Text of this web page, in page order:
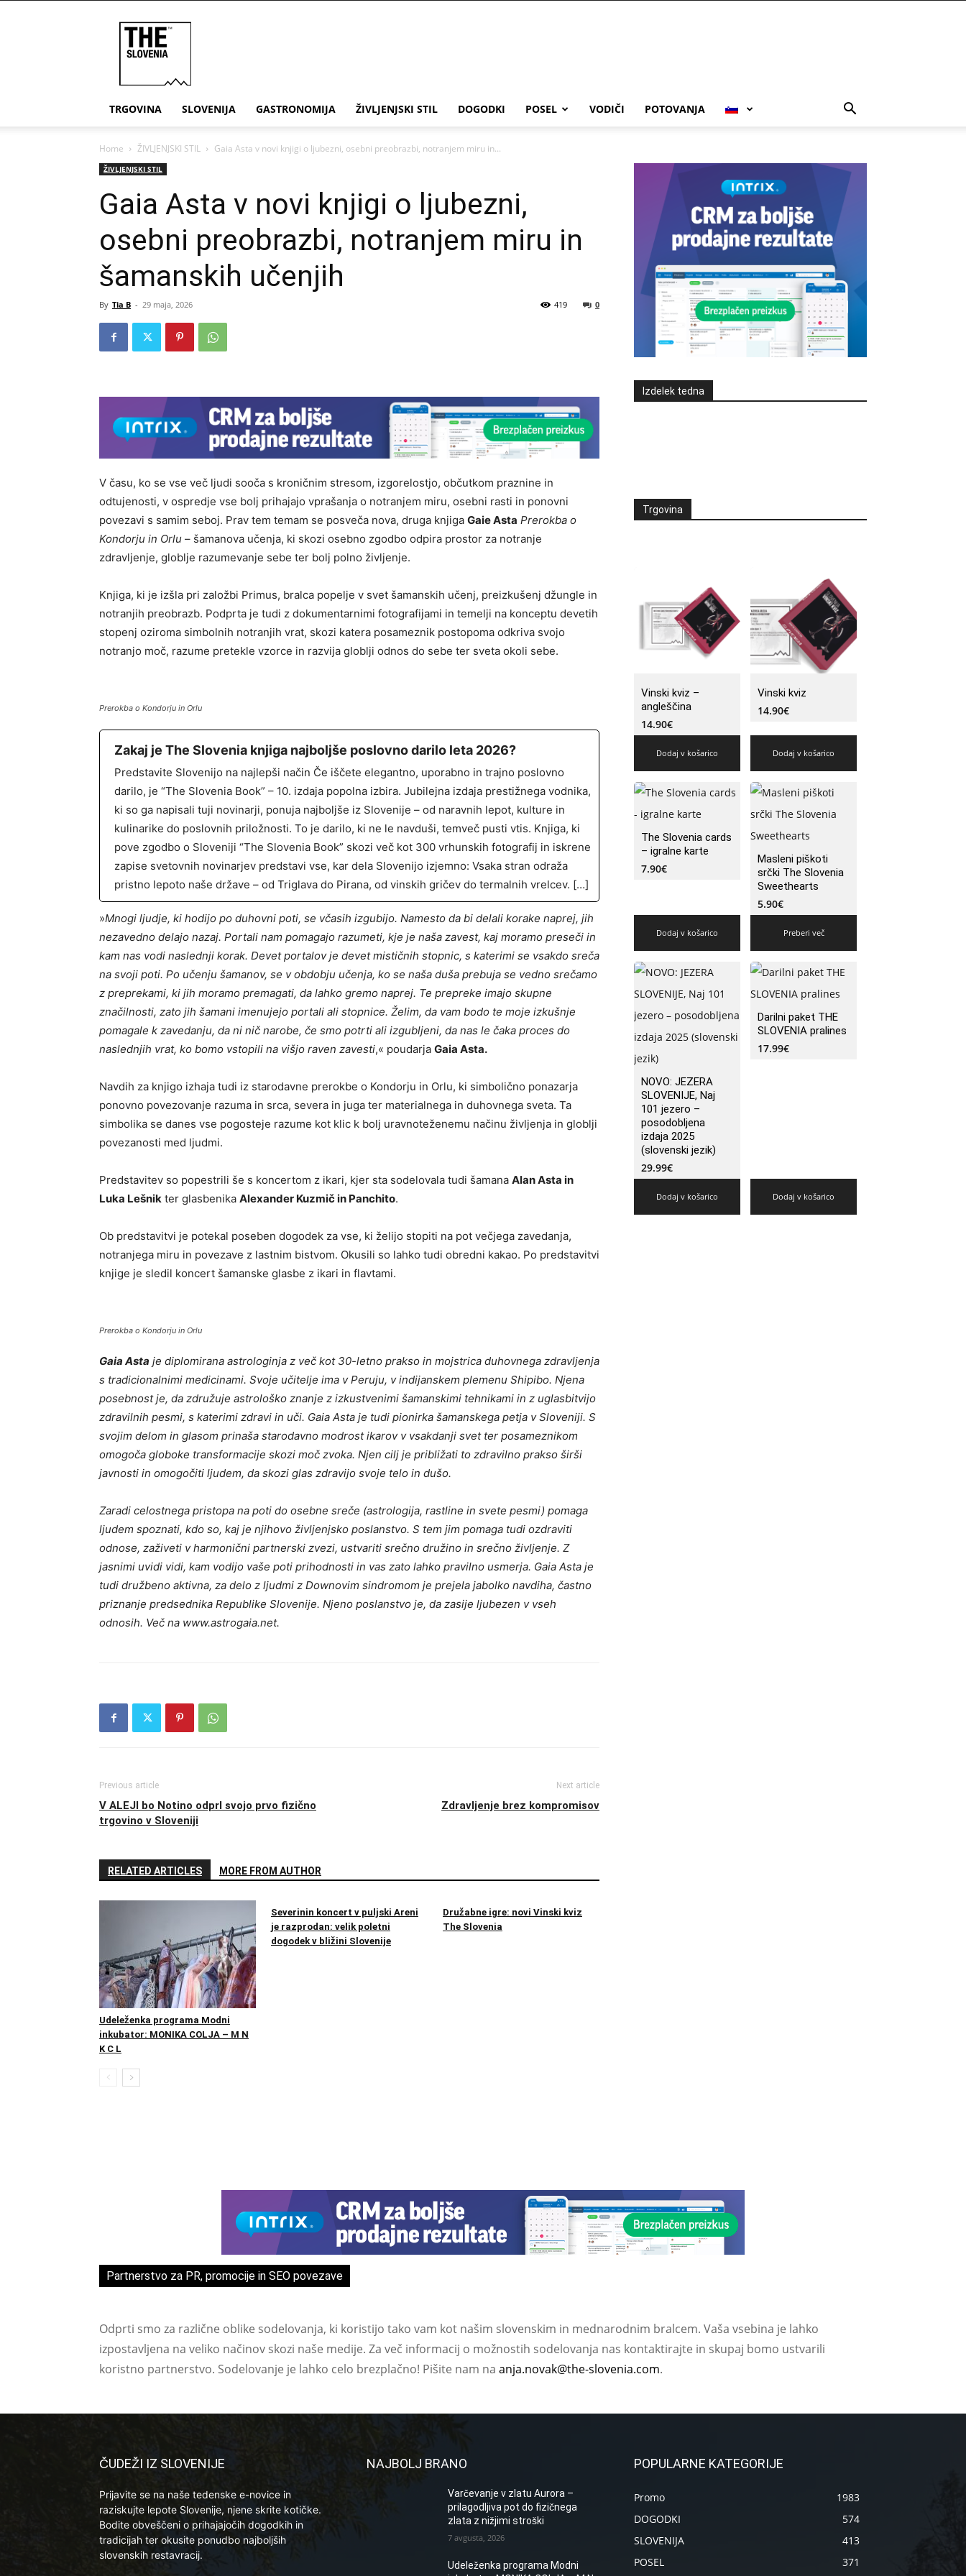
TRGOVINA SLOVENIJA GASTRONOMIJA ŽIVLJENJSKI STIL DOGODKI POSEL VODIČI POTOVANJA
Home ŽIVLJENJSKI STIL Gaia Asta v novi knjigi o ljubezni, osebni preobrazbi, notranjem miru in...
ŽIVLJENJSKI STIL
Gaia Asta v novi knjigi o ljubezni,
osebni preobrazbi, notranjem miru in
šamanskih učenjih
By Tia B - 29 maja, 2026 0
419
V času, ko se vse več ljudi sooča s kroničnim stresom, izgorelostjo, občutkom praznine in
odtujenosti, v ospredje vse bolj prihajajo vprašanja o notranjem miru, osebni rasti in ponovni
povezavi s samim seboj. Prav tem temam se posveča nova, druga knjiga Gaie Asta Prerokba o
Kondorju in Orlu – šamanova učenja, ki skozi osebno zgodbo odpira prostor za notranje
zdravljenje, globlje razumevanje sebe ter bolj polno življenje.
Knjiga, ki je izšla pri založbi Primus, bralca popelje v svet šamanskih učenj, preizkušenj džungle in
notranjih preobrazb. Podprta je tudi z dokumentarnimi fotografijami in temelji na konceptu devetih
stopenj oziroma simbolnih notranjih vrat, skozi katera posameznik postopoma odkriva svojo
notranjo moč, razume pretekle vzorce in razvija globlji odnos do sebe ter sveta okoli sebe.
Prerokba o Kondorju in Orlu
Zakaj je The Slovenia knjiga najboljše poslovno darilo leta 2026?
Predstavite Slovenijo na najlepši način Če iščete elegantno, uporabno in trajno poslovno
darilo, je “The Slovenia Book” – 10. izdaja popolna izbira. Jubilejna izdaja prestižnega vodnika,
ki so ga napisali tuji novinarji, ponuja najboljše iz Slovenije – od naravnih lepot, kulture in
kulinarike do poslovnih priložnosti. To je darilo, ki ne le navduši, temveč pusti vtis. Knjiga, ki
pove zgodbo o Sloveniji “The Slovenia Book” skozi več kot 300 vrhunskih fotografij in iskrene
zapise svetovnih novinarjev predstavi vse, kar dela Slovenijo izjemno: Vsaka stran odraža
pristno lepoto naše države – od Triglava do Pirana, od vinskih gričev do termalnih vrelcev. […]
»Mnogi ljudje, ki hodijo po duhovni poti, se včasih izgubijo. Namesto da bi delali korake naprej, jih
nezavedno delajo nazaj. Portali nam pomagajo razumeti, kje je naša zavest, kaj moramo preseči in
kam nas vodi naslednji korak. Devet portalov je devet mističnih stopnic, s katerimi se vsakdo sreča
na svoji poti. Po učenju šamanov, se v obdobju učenja, ko se naša duša prebuja se vedno srečamo
z preprekami, ki jih moramo premagati, da lahko gremo naprej. Te prepreke imajo skupne
značilnosti, zato jih šamani imenujejo portali ali stopnice. Želim, da vam bodo te moje izkušnje
pomagale k zavedanju, da ni nič narobe, če smo potrti ali izgubljeni, da nas le čaka proces do
naslednjih vrat, ko bomo vstopili na višjo raven zavesti,« poudarja Gaia Asta.
Navdih za knjigo izhaja tudi iz starodavne prerokbe o Kondorju in Orlu, ki simbolično ponazarja
ponovno povezovanje razuma in srca, severa in juga ter materialnega in duhovnega sveta. Ta
simbolika se danes vse pogosteje razume kot klic k bolj uravnoteženemu načinu življenja in globlji
povezanosti med ljudmi.
Predstavitev so popestrili še s koncertom z ikari, kjer sta sodelovala tudi šamana Alan Asta in
Luka Lešnik ter glasbenika Alexander Kuzmič in Panchito.
Ob predstavitvi je potekal poseben dogodek za vse, ki želijo stopiti na pot večjega zavedanja,
notranjega miru in povezave z lastnim bistvom. Okusili so lahko tudi obredni kakao. Po predstavitvi
knjige je sledil koncert šamanske glasbe z ikari in flavtami.
Prerokba o Kondorju in Orlu
Gaia Asta je diplomirana astrologinja z več kot 30-letno prakso in mojstrica duhovnega zdravljenja
s tradicionalnimi medicinami. Svoje učitelje ima v Peruju, v indijanskem plemenu Shipibo. Njena
posebnost je, da združuje astrološko znanje z izkustvenimi šamanskimi tehnikami in z uglasbitvijo
zdravilnih pesmi, s katerimi zdravi in uči. Gaia Asta je tudi pionirka šamanskega petja v Sloveniji. S
svojim delom in glasom prinaša starodavno modrost ikarov v vsakdanji svet ter posameznikom
omogoča globoke transformacije skozi moč zvoka. Njen cilj je približati to zdravilno prakso širši
javnosti in omogočiti ljudem, da skozi glas zdravijo svoje telo in dušo.
Zaradi celostnega pristopa na poti do osebne sreče (astrologija, rastline in svete pesmi) pomaga
ljudem spoznati, kdo so, kaj je njihovo življenjsko poslanstvo. S tem jim pomaga tudi ozdraviti
odnose, zaživeti v harmonični partnerski zvezi, ustvariti srečno družino in srečno življenje. Z
jasnimi uvidi vidi, kam vodijo vaše poti prihodnosti in vas zato lahko pravilno usmerja. Gaia Asta je
tudi družbeno aktivna, za delo z ljudmi z Downovim sindromom je prejela jabolko navdiha, častno
priznanje predsednika Republike Slovenije. Njeno poslanstvo je, da zasije ljubezen v vseh
odnosih. Več na www.astrogaia.net.
Previous article
V ALEJI bo Notino odprl svojo prvo fizično
trgovino v Sloveniji
Next article
Zdravljenje brez kompromisov
RELATED ARTICLES MORE FROM AUTHOR
Udeleženka programa Modni
inkubator: MONIKA COLJA – M N
K C L
Severinin koncert v puljski Areni
je razprodan: velik poletni
dogodek v bližini Slovenije
Družabne igre: novi Vinski kviz
The Slovenia
Izdelek tedna
Trgovina
Vinski kviz –
angleščina
14.90€
Dodaj v košarico
Vinski kviz
14.90€
Dodaj v košarico
The Slovenia cards
– igralne karte
7.90€
Dodaj v košarico
Masleni piškoti
srčki The Slovenia
Sweethearts
5.90€
Preberi več
NOVO: JEZERA
SLOVENIJE, Naj
101 jezero –
posodobljena
izdaja 2025
(slovenski jezik)
29.99€
Dodaj v košarico
Darilni paket THE
SLOVENIA pralines
17.99€
Dodaj v košarico
Partnerstvo za PR, promocije in SEO povezave
Odprti smo za različne oblike sodelovanja, ki koristijo tako vam kot našim slovenskim in mednarodnim bralcem. Vaša vsebina je lahko
izpostavljena na veliko načinov skozi naše medije. Za več informacij o možnostih sodelovanja nas kontaktirajte in skupaj bomo ustvarili
koristno partnerstvo. Sodelovanje je lahko celo brezplačno! Pišite nam na anja.novak@the-slovenia.com.
ČUDEŽI IZ SLOVENIJE
Prijavite se na naše tedenske e-novice in
raziskujte lepote Slovenije, njene skrite kotičke.
Bodite obveščeni o prihajajočih dogodkih in
tradicijah ter okusite ponudbo najboljših
slovenskih restavracij.
NAJBOLJ BRANO
Varčevanje v zlatu Aurora –
prilagodljiva pot do fizičnega
zlata z nižjimi stroški
7 avgusta, 2026
Udeleženka programa Modni
POPULARNE KATEGORIJE
Promo
1983
DOGODKI
574
SLOVENIJA
413
POSEL
371